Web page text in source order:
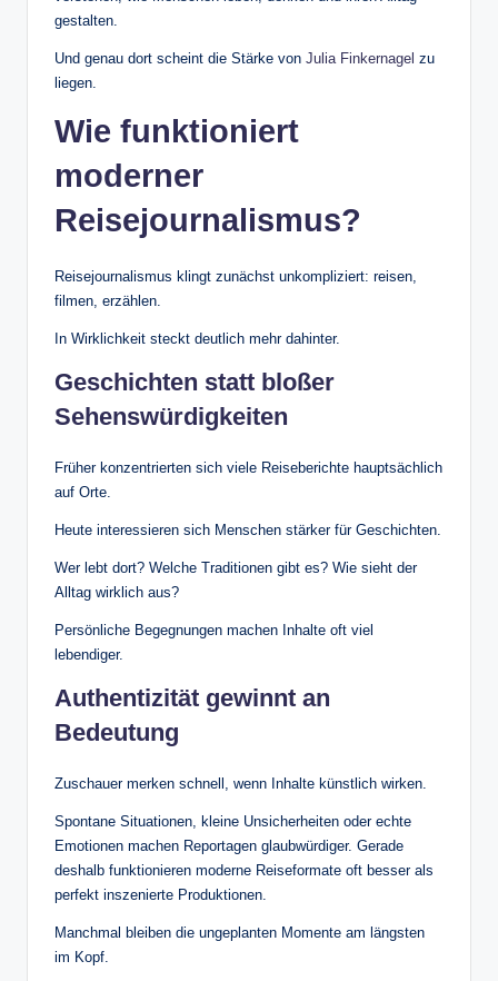
gestalten.
Und genau dort scheint die Stärke von Julia Finkernagel zu
liegen.
Wie funktioniert
moderner
Reisejournalismus?
Reisejournalismus klingt zunächst unkompliziert: reisen,
filmen, erzählen.
In Wirklichkeit steckt deutlich mehr dahinter.
Geschichten statt bloßer
Sehenswürdigkeiten
Früher konzentrierten sich viele Reiseberichte hauptsächlich
auf Orte.
Heute interessieren sich Menschen stärker für Geschichten.
Wer lebt dort? Welche Traditionen gibt es? Wie sieht der
Alltag wirklich aus?
Persönliche Begegnungen machen Inhalte oft viel
lebendiger.
Authentizität gewinnt an
Bedeutung
Zuschauer merken schnell, wenn Inhalte künstlich wirken.
Spontane Situationen, kleine Unsicherheiten oder echte
Emotionen machen Reportagen glaubwürdiger. Gerade
deshalb funktionieren moderne Reiseformate oft besser als
perfekt inszenierte Produktionen.
Manchmal bleiben die ungeplanten Momente am längsten
im Kopf.